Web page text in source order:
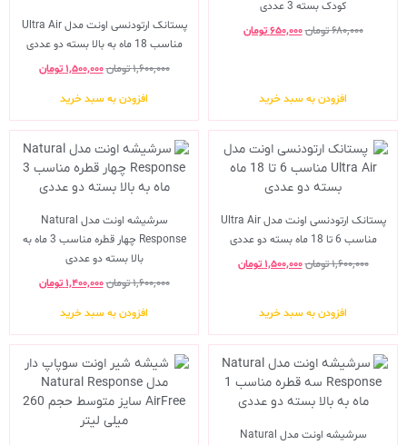
کودک بسته 3 عددی
۶۸۰,۰۰۰تومان۶۵۰,۰۰۰ تومان
افزودن به سبد خرید
پستانک ارتودنسی اونت مدل Ultra Air
مناسب 18 ماه به بالا بسته دو عددی
۱,۶۰۰,۰۰۰تومان۱,۵۰۰,۰۰۰ تومان
افزودن به سبد خرید
پستانک ارتودنسی اونت مدل Ultra Air
مناسب 6 تا 18 ماه بسته دو عددی
۱,۶۰۰,۰۰۰تومان۱,۵۰۰,۰۰۰ تومان
افزودن به سبد خرید
سرشیشه اونت مدل Natural
Response چهار قطره مناسب 3 ماه به
بالا بسته دو عددی
۱,۶۰۰,۰۰۰تومان۱,۴۰۰,۰۰۰ تومان
افزودن به سبد خرید
سرشیشه اونت مدل Natural